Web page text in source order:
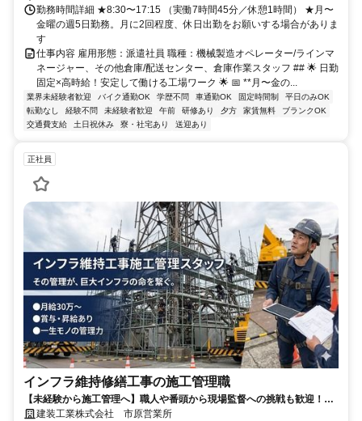
勤務時間詳細 ★8:30〜17:15 （実働7時間45分／休憩1時間） ★月〜
金曜の週5日勤務。月に2回程度、休日出勤をお願いする場合がありま
す
仕事内容 雇用形態：派遣社員 職種：機械製造オペレーター/ラインマ
ネージャー、その他倉庫/配送センター、倉庫作業スタッフ ## 🌟 日勤
固定×高時給！安定して働ける工場ワーク 🌟 📅 **月〜金の...
業界未経験者歓迎 バイク通勤OK 学歴不問 車通勤OK 固定時間制
平日のみOK
転勤なし
経験不問 未経験者歓迎 午前 研修あり 夕方 家賃無料
ブランクOK
交通費支給
土日祝休み 寮・社宅あり 送迎あり
正社員
インフラ維持修繕工事の施工管理職
【未経験から施工管理へ】職人や番頭から現場監督への挑戦も歓迎！社
会インフラを守るチームの一員に！
建装工業株式会社 市原営業所